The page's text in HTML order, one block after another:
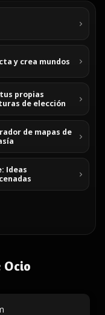
y crea mundos
propias
de elección
de mapas de
Ideas
Ocio